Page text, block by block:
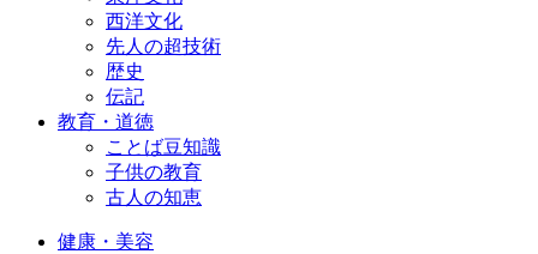
西洋文化
先人の超技術
歴史
伝記
教育・道徳
ことば豆知識
子供の教育
古人の知恵
健康・美容